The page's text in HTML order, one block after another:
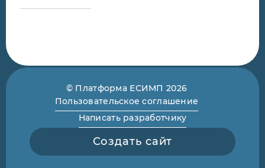
© Платформа ЕСИМП 2026
Пользовательское соглашение
Написать разработчику
Создать сайт